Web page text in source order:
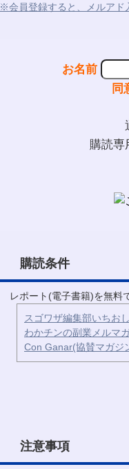
※会員登録すると、メルアド
お名前
同
購読専
購読条件
レポート(電子書籍)を無料
スゴワザ編集部いちお
わかチンの副業メルマ
Con Ganar(協賛マガジ
注意事項